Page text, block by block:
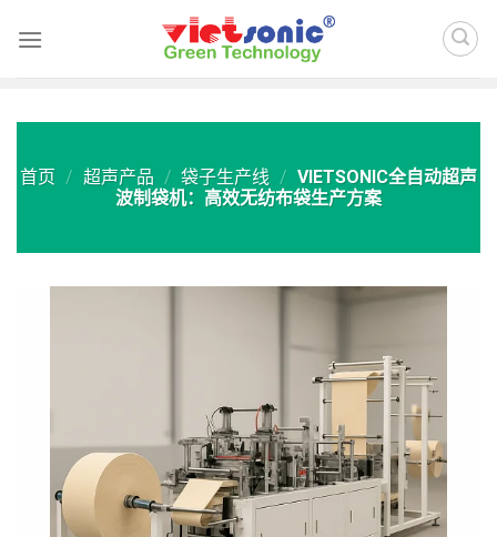
首页 / 超声产品 / 袋子生产线 / VIETSONIC全自动超声
波制袋机：高效无纺布袋生产方案